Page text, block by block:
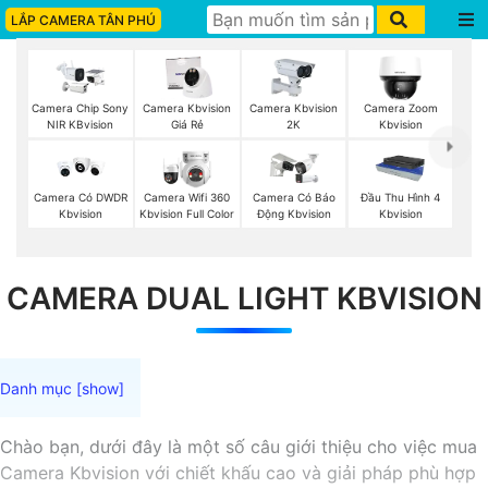
LẮP CAMERA TÂN PHÚ
Camera Chip Sony
NIR KBvision
Camera Kbvision
Giá Rẻ
Camera Kbvision
2K
Camera Zoom
Kbvision
Camera Có DWDR
Kbvision
Camera Wifi 360
Kbvision Full Color
Camera Có Báo
Động Kbvision
Đầu Thu Hình 4
Kbvision
CAMERA DUAL LIGHT KBVISION
Chào bạn, dưới đây là một số câu giới thiệu cho việc mua
Camera Kbvision với chiết khấu cao và giải pháp phù hợp